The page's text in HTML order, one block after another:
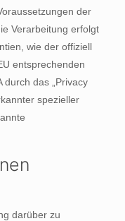
der
Verarbeitung erfolgt
wie der offiziell
entsprechenden
durch das „Privacy
spezieller
darüber zu